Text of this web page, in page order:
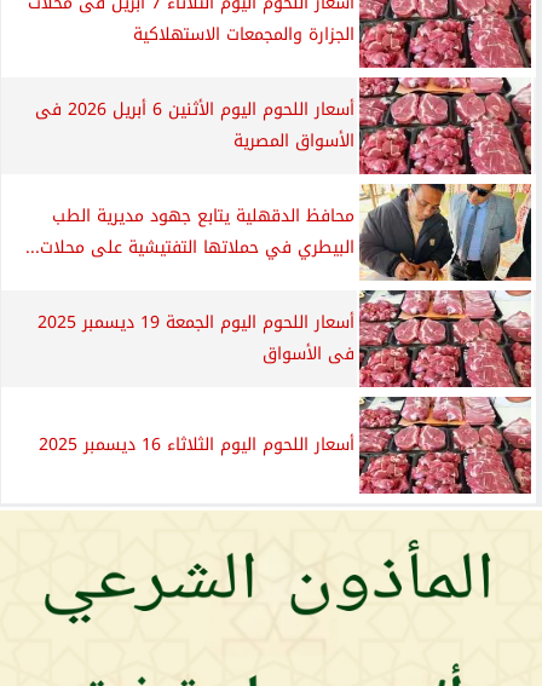
الجزارة والمجمعات الاستهلاكية
أسعار اللحوم اليوم الأثنين 6 أبريل 2026 فى
الأسواق المصرية
محافظ الدقهلية يتابع جهود مديرية الطب
البيطري في حملاتها التفتيشية على محلات...
أسعار اللحوم اليوم الجمعة 19 ديسمبر 2025
فى الأسواق
أسعار اللحوم اليوم الثلاثاء 16 ديسمبر 2025